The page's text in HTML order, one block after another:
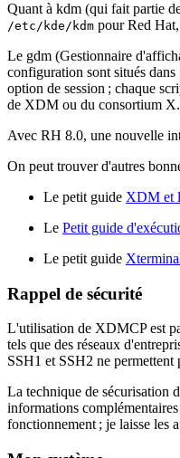
Quant à kdm (qui fait partie
/etc/kde/kdm pour Red
Le gdm (Gestionnaire
configuration sont situés dans
option de session ; chaque
de XDM ou du consortium X.
Avec RH 8.0, une nouvelle
On peut trouver d'autres
Le petit guide XDM et
Le Petit guide
Le petit guide
Rappel de sécurité
L'utilisation de XDMCP est
tels que des réseaux
SSH1 et SSH2 ne permettent
La technique de sécurisation
informations
fonctionnement ; je laisse les